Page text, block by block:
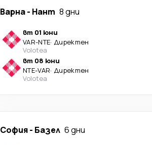
Варна- Нант 8 дни
вт 01 юни
VAR-NTE· Директен
Volotea
вт 08 юни
NTE-VAR· Директен
Volotea
София- Базел 6 дни